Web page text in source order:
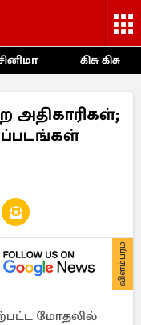
கிசு கிசு
அதிகாரிகள்;
விளம்பரம்
மோதலில்